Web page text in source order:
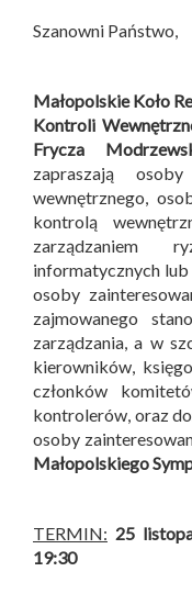
Szanowni Państwo,
Małopolskie Koło
Kontroli
Frycza
zapraszają
wewnętrznego,
kontrolą
zarządzaniem
informatycznych
osoby
zajmowanego
zarządzania, a w
kierowników,
członków
kontrolerów, oraz
osoby
Małopolskiego
TERMIN: 25
19:30